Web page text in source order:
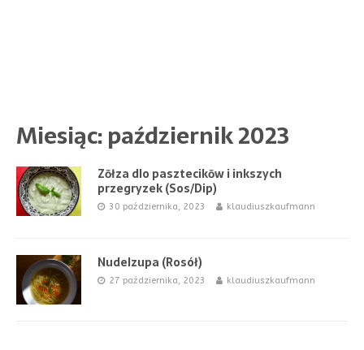
Miesiąc:październik 2023
Zōłza dlo pasztecikōw i inkszych
przegryzek (Sos/Dip)
30 października, 2023 klaudiuszkaufmann
Nudelzupa (Rosół)
27 października, 2023 klaudiuszkaufmann